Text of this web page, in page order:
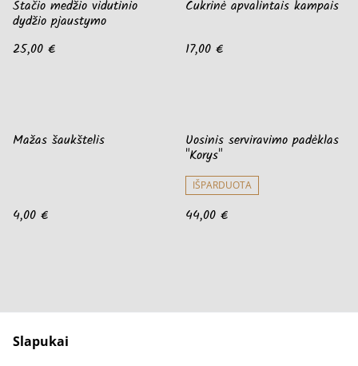
Stačio medžio vidutinio
dydžio pjaustymo
25,00 €
Cukrinė apvalintais kampais
17,00 €
Mažas šaukštelis
4,00 €
Uosinis serviravimo padėklas
"Korys"
IŠPARDUOTA
44,00 €
Slapukai